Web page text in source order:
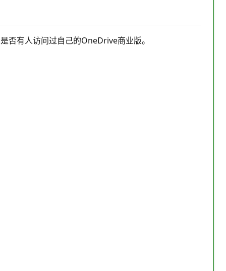
否有人访问过自己的OneDrive商业版。